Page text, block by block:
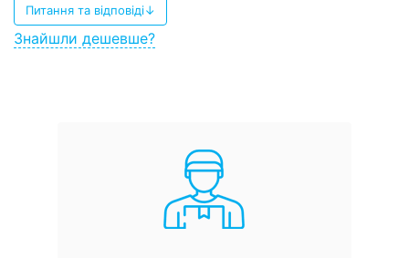
Питання та відповіді↓
Знайшли дешевше?